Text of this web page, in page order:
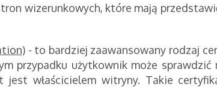
wizerunkowych, które mają
- to bardziej zaawansowany rodzaj
przypadku użytkownik może
jest właścicielem witryny. Takie